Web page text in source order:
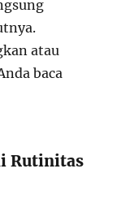
atau
baca
Rutinitas